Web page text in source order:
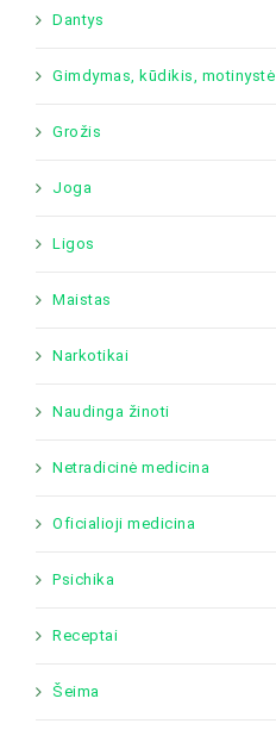
Dantys
Gimdymas, kūdikis, motinystė
Grožis
Joga
Ligos
Maistas
Narkotikai
Naudinga žinoti
Netradicinė medicina
Oficialioji medicina
Psichika
Receptai
Šeima